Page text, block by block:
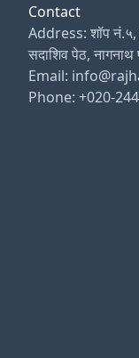
Contact
Address: शॉप नं.५,
सदाशिव पेठ,
Email:
Phone: +020-